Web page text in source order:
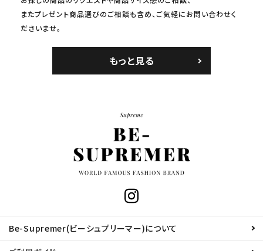
またプレゼント商品選びのご相談も含め、ご気軽にお問い合わせく
ださいませ。
もっと見る
Be-Supremer(ビーシュプリーマー)について